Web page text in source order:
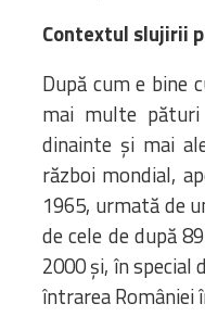
Contextul slujirii
După cum e bine
mai multe pături
dinainte și mai
război mondial,
1965, urmată de
de cele de după
2000 și, în special
întrarea României